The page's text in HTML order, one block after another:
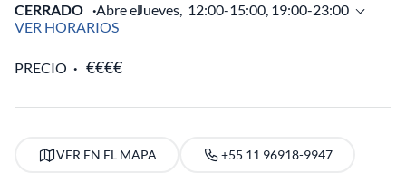
CERRADO Abre elJueves, 12:00-15:00, 19:00-23:00
VER HORARIOS
PRECIO
VER EN EL MAPA +55 11 96918-9947